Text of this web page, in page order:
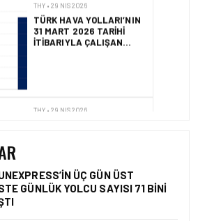
TÜRK HAVA YOLLARI’NIN
31 MART 2026 TARIHI
ITIBARIYLA ÇALIŞAN
SAYILARI
“ÇIFT MARKA
ÜÇ GÜN ÜST
GÜNLÜK YOLCU SAYISI 71 BINI